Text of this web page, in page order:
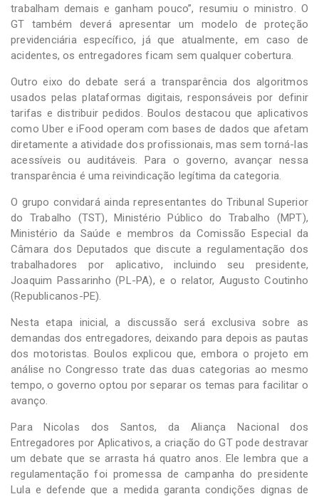
trabalham demais e ganham pouco”, resumiu o ministro. O
GT também deverá apresentar um modelo de proteção
previdenciária específico, já que atualmente, em caso de
acidentes, os entregadores ficam sem qualquer cobertura.
Outro eixo do debate será a transparência dos algoritmos
usados pelas plataformas digitais, responsáveis por definir
tarifas e distribuir pedidos. Boulos destacou que aplicativos
como Uber e iFood operam com bases de dados que afetam
diretamente a atividade dos profissionais, mas sem torná-las
acessíveis ou auditáveis. Para o governo, avançar nessa
transparência é uma reivindicação legítima da categoria.
O grupo convidará ainda representantes do Tribunal Superior
do Trabalho (TST), Ministério Público do Trabalho (MPT),
Ministério da Saúde e membros da Comissão Especial da
Câmara dos Deputados que discute a regulamentação dos
trabalhadores por aplicativo, incluindo seu presidente,
Joaquim Passarinho (PL-PA), e o relator, Augusto Coutinho
(Republicanos-PE).
Nesta etapa inicial, a discussão será exclusiva sobre as
demandas dos entregadores, deixando para depois as pautas
dos motoristas. Boulos explicou que, embora o projeto em
análise no Congresso trate das duas categorias ao mesmo
tempo, o governo optou por separar os temas para facilitar o
avanço.
Para Nicolas dos Santos, da Aliança Nacional dos
Entregadores por Aplicativos, a criação do GT pode destravar
um debate que se arrasta há quatro anos. Ele lembra que a
regulamentação foi promessa de campanha do presidente
Lula e defende que a medida garanta condições dignas de